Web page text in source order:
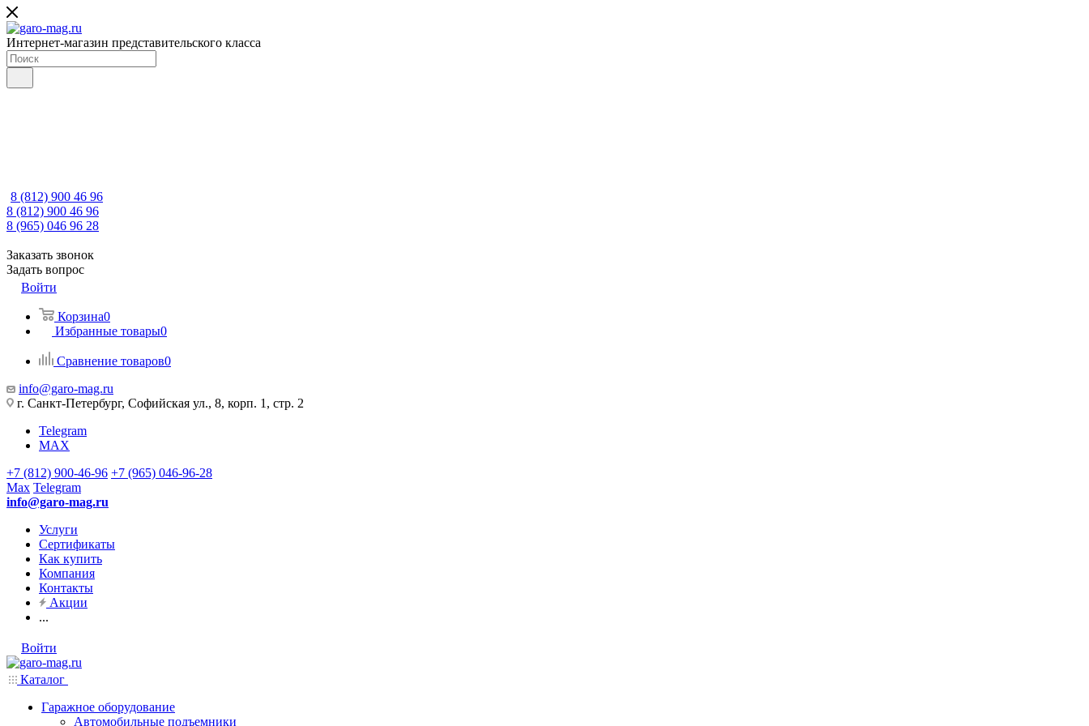
Интернет-магазин представительского класса
8 (812) 900 46 96
8 (812) 900 46 96
8 (965) 046 96 28
Заказать звонок
Задать вопрос
Войти
Корзина0
Избранные товары0
Сравнение товаров0
info@garo-mag.ru
г. Санкт-Петербург, Софийская ул., 8, корп. 1, стр. 2
Telegram
MAX
+7 (812) 900-46-96 +7 (965) 046-96-28
Max Telegram
info@garo-mag.ru
Услуги
Сертификаты
Как купить
Компания
Контакты
Акции
...
Войти
Каталог
Гаражное оборудование
Автомобильные подъемники